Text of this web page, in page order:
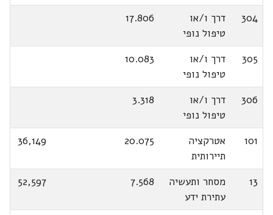
304
דרך ו/או
טיפול נופי
17.806
305
דרך ו/או
טיפול נופי
10.083
306
דרך ו/או
טיפול נופי
3.318
101
אטרקציה
תיירותית
20.075
36,149
13
מסחר ותעשיה
עתירת ידע
7.568
52,597